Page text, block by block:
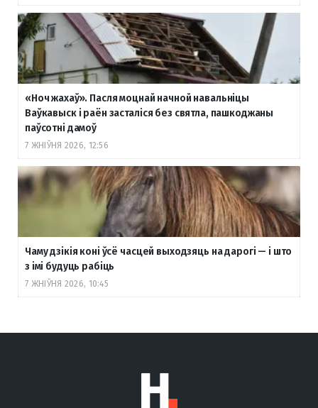
«Ноч жахаў». Пасля моцнай начной навальніцы
Ваўкавыск і раён засталіся без святла, пашкоджаны
паўсотні дамоў
7 ЖНІЎНЯ 2026, 12:56
Чаму дзікія коні ўсё часцей выходзяць на дарогі — і што
з імі будуць рабіць
7 ЖНІЎНЯ 2026, 10:45